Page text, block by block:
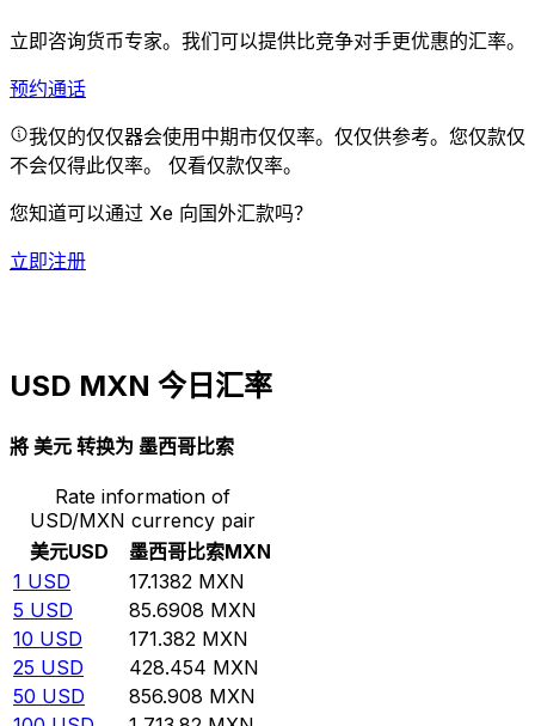
立即咨询货币专家。 我们可以提供比竞争对手更优惠的汇率。
预约通话
我仅的仅仅器会使用中期市仅仅率。仅仅供参考。您仅款仅
不会仅得此仅率。 仅看仅款仅率。
您知道可以通过 Xe 向国外汇款吗？
立即注册
USD MXN 今日汇率
將 美元 转换为 墨西哥比索
Rate information of
USD/MXN currency pair
美元USD 墨西哥比索MXN
1 USD 17.1382 MXN
5 USD 85.6908 MXN
10 USD 171.382 MXN
25 USD 428.454 MXN
50 USD 856.908 MXN